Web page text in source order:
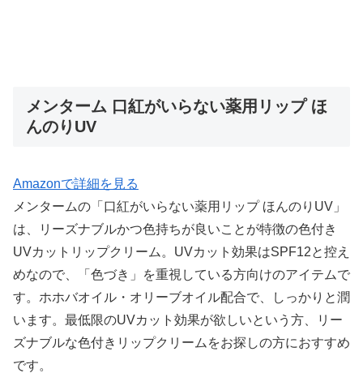
メンターム 口紅がいらない薬用リップ ほ
んのりUV
Amazonで詳細を見る
メンタームの「口紅がいらない薬用リップ ほんのりUV」
は、リーズナブルかつ色持ちが良いことが特徴の色付き
UVカットリップクリーム。UVカット効果はSPF12と控え
めなので、「色づき」を重視している方向けのアイテムで
す。ホホバオイル・オリーブオイル配合で、しっかりと潤
います。最低限のUVカット効果が欲しいという方、リー
ズナブルな色付きリップクリームをお探しの方におすすめ
です。